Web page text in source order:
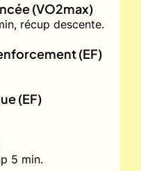
(VO2max)
récup descente.
(EF)
(EF)
5 min.